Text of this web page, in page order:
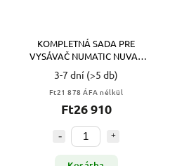
KOMPLETNÁ SADA PRE
VYSÁVAČ NUMATIC NUVAC
NVP180
3-7 dní (>5 db)
Ft21 878 ÁFA nélkül
Ft26 910